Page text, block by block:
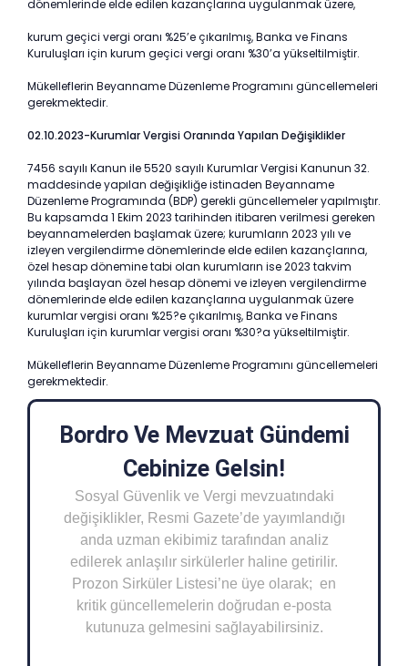
dönemlerinde elde edilen kazançlarına uygulanmak üzere,
kurum geçici vergi oranı %25’e çıkarılmış, Banka ve Finans
Kuruluşları için kurum geçici vergi oranı %30’a yükseltilmiştir.
Mükelleflerin Beyanname Düzenleme Programını güncellemeleri
gerekmektedir.
02.10.2023-Kurumlar Vergisi Oranında Yapılan Değişiklikler
7456 sayılı Kanun ile 5520 sayılı Kurumlar Vergisi Kanunun 32.
maddesinde yapılan değişikliğe istinaden Beyanname
Düzenleme Programında (BDP) gerekli güncellemeler yapılmıştır.
Bu kapsamda 1 Ekim 2023 tarihinden itibaren verilmesi gereken
beyannamelerden başlamak üzere; kurumların 2023 yılı ve
izleyen vergilendirme dönemlerinde elde edilen kazançlarına,
özel hesap dönemine tabi olan kurumların ise 2023 takvim
yılında başlayan özel hesap dönemi ve izleyen vergilendirme
dönemlerinde elde edilen kazançlarına uygulanmak üzere
kurumlar vergisi oranı %25?e çıkarılmış, Banka ve Finans
Kuruluşları için kurumlar vergisi oranı %30?a yükseltilmiştir.
Mükelleflerin Beyanname Düzenleme Programını güncellemeleri
gerekmektedir.
Bordro Ve Mevzuat Gündemi
Cebinize Gelsin!
Sosyal Güvenlik ve Vergi mevzuatındaki
değişiklikler, Resmi Gazete’de yayımlandığı
anda uzman ekibimiz tarafından analiz
edilerek anlaşılır sirkülerler haline getirilir.
Prozon Sirküler Listesi’ne üye olarak; en
kritik güncellemelerin doğrudan e-posta
kutunuza gelmesini sağlayabilirsiniz.